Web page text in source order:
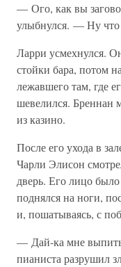
— Ого, как вы
улыбнулся. — Ну
Ларри усмехнулся.
стойки бара, потом
лежавшего там, где
шевелился. Бреннан
из казино.
После его ухода в
Чарли Элисон
дверь. Его лицо
поднялся на ноги,
и, пошатываясь, с
— Дай-ка мне
пианиста разрушил